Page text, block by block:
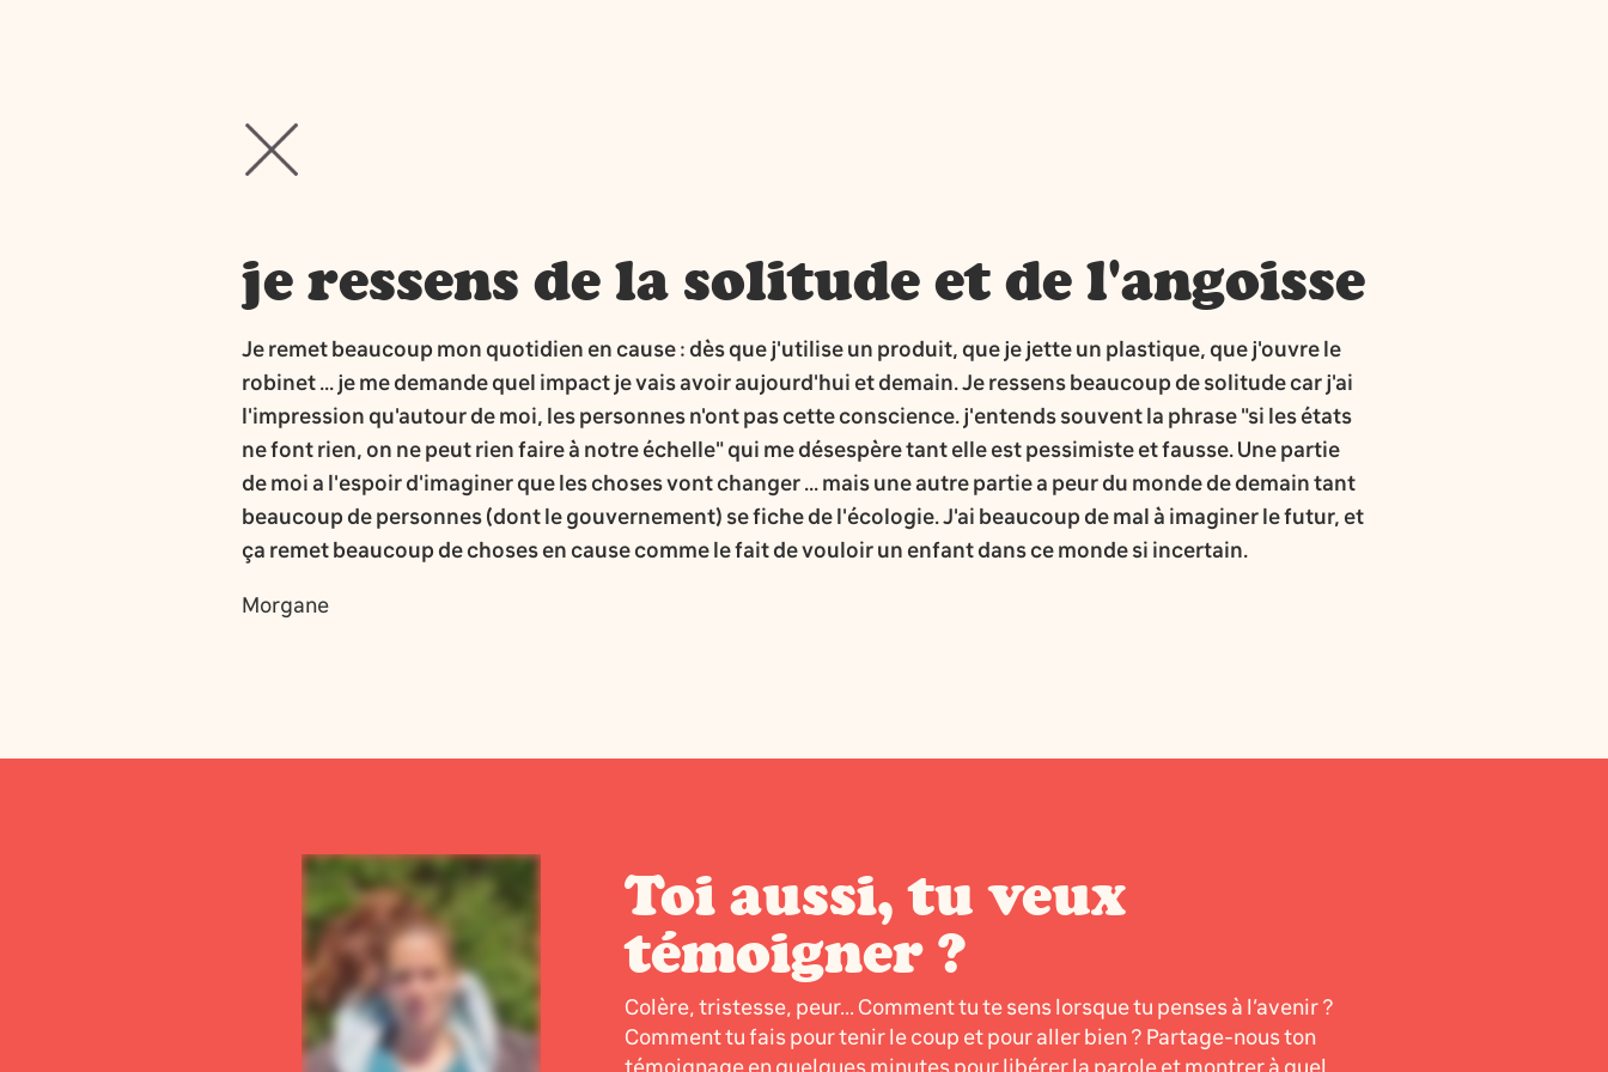
je ressens de la solitude et de l'angoisse
Je remet beaucoup mon quotidien en cause : dès que j'utilise un produit, que je jette un plastique, que j'ouvre le
robinet ... je me demande quel impact je vais avoir aujourd'hui et demain. Je ressens beaucoup de solitude car j'ai
l'impression qu'autour de moi, les personnes n'ont pas cette conscience. j'entends souvent la phrase "si les états
ne font rien, on ne peut rien faire à notre échelle" qui me désespère tant elle est pessimiste et fausse. Une partie
de moi a l'espoir d'imaginer que les choses vont changer ... mais une autre partie a peur du monde de demain tant
beaucoup de personnes (dont le gouvernement) se fiche de l'écologie. J'ai beaucoup de mal à imaginer le futur, et
ça remet beaucoup de choses en cause comme le fait de vouloir un enfant dans ce monde si incertain.
Morgane
Toi aussi, tu veux
témoigner ?
Colère, tristesse, peur... Comment tu te sens lorsque tu penses à l’avenir ?
Comment tu fais pour tenir le coup et pour aller bien ? Partage-nous ton
témoignage en quelques minutes pour libérer la parole et montrer à quel